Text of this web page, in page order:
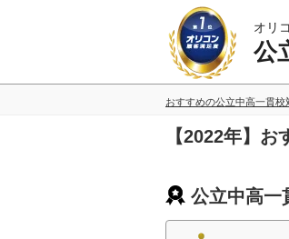
オリ
公
おすすめの公立中高一貫
【2022年】
公立中高一